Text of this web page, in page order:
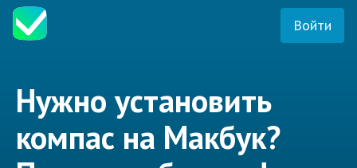
Войти
Нужно установить
компас на Макбук?